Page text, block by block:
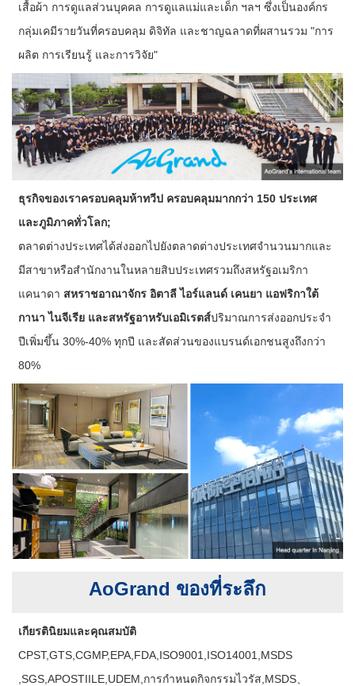
เสื้อผ้า การดูแลส่วนบุคคล การดูแลแม่และเด็ก ฯลฯ ซึ่งเป็นองค์กร
กลุ่มเคมีรายวันที่ครอบคลุม ดิจิทัล และชาญฉลาดที่ผสานรวม "การ
ผลิต การเรียนรู้ และการวิจัย"
ธุรกิจของเราครอบคลุมห้าทวีป ครอบคลุมมากกว่า 150 ประเทศ
และภูมิภาคทั่วโลก;
ตลาดต่างประเทศได้ส่งออกไปยังตลาดต่างประเทศจำนวนมากและ
มีสาขาหรือสำนักงานในหลายสิบประเทศรวมถึงสหรัฐอเมริกา
แคนาดา สหราชอาณาจักร อิตาลี ไอร์แลนด์ เคนยา แอฟริกาใต้
กานา ไนจีเรีย และสหรัฐอาหรับเอมิเรตส์ปริมาณการส่งออกประจำ
ปีเพิ่มขึ้น 30%-40% ทุกปี และสัดส่วนของแบรนด์เอกชนสูงถึงกว่า
80%
AoGrand ของที่ระลึก
เกียรตินิยมและคุณสมบัติ
CPST,GTS,CGMP,EPA,FDA,ISO9001,ISO14001,MSDS
,SGS,APOSTIILE,UDEM,การกำหนดกิจกรรมไวรัส,MSDS、